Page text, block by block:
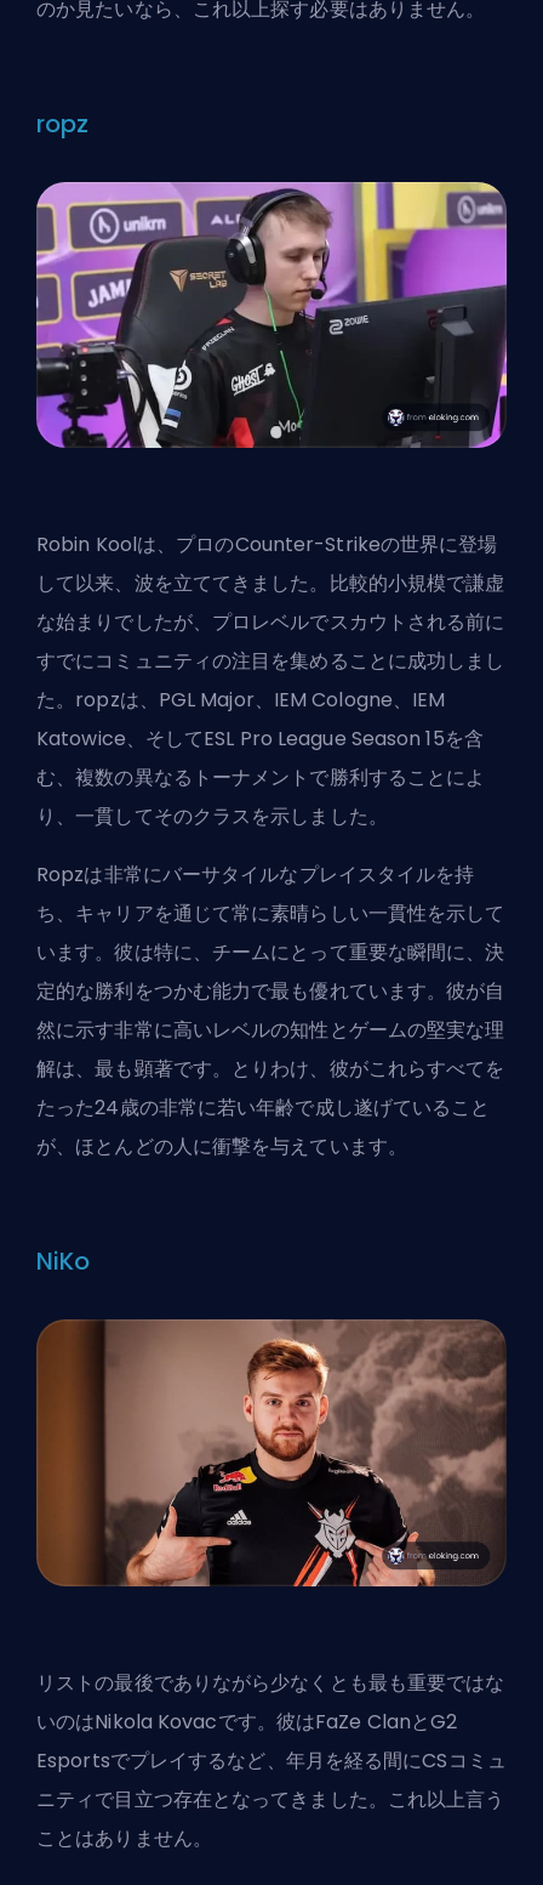
のか見たいなら、これ以上探す必要はありません。
ropz
Robin Koolは、プロのCounter-Strikeの世界に登場
して以来、波を立ててきました。比較的小規模で謙虚
な始まりでしたが、プロレベルでスカウトされる前に
すでにコミュニティの注目を集めることに成功しまし
た。ropzは、PGL Major、IEM Cologne、IEM
Katowice、そしてESL Pro League Season 15を含
む、複数の異なるトーナメントで勝利することによ
り、一貫してそのクラスを示しました。
Ropzは非常にバーサタイルなプレイスタイルを持
ち、キャリアを通じて常に素晴らしい一貫性を示して
います。彼は特に、チームにとって重要な瞬間に、決
定的な勝利をつかむ能力で最も優れています。彼が自
然に示す非常に高いレベルの知性とゲームの堅実な理
解は、最も顕著です。とりわけ、彼がこれらすべてを
たった24歳の非常に若い年齢で成し遂げていること
が、ほとんどの人に衝撃を与えています。
NiKo
リストの最後でありながら少なくとも最も重要ではな
いのはNikola Kovacです。彼はFaZe ClanとG2
Esportsでプレイするなど、年月を経る間にCSコミュ
ニティで目立つ存在となってきました。これ以上言う
ことはありません。